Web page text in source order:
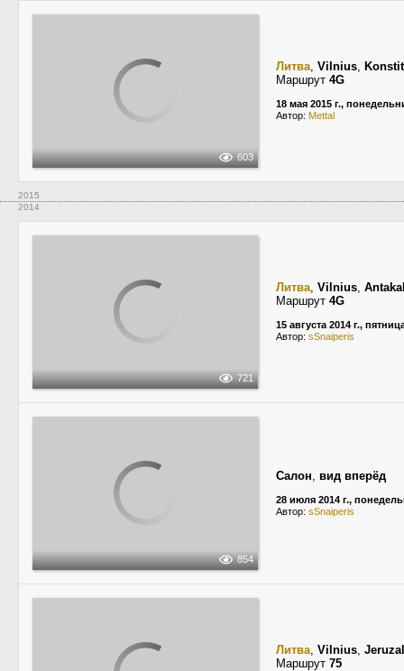
603
Литва, Vilnius,
Маршрут 4G
18 мая 2015 г.,
Автор: Mettal
2015
2014
721
Литва, Vilnius,
Маршрут 4G
15 августа 2014 г.,
Автор: sSnaiperis
854
Салон, вид вперёд
28 июля 2014 г.,
Автор: sSnaiperis
Литва, Vilnius,
Маршрут 75